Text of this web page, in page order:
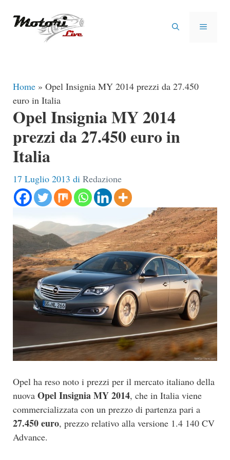
MENU
Home » Opel Insignia MY 2014 prezzi da 27.450
euro in Italia
Opel Insignia MY 2014
prezzi da 27.450 euro in
Italia
17 Luglio 2013 di Redazione
Opel ha reso noto i prezzi per il mercato italiano della
nuova Opel Insignia MY 2014, che in Italia viene
commercializzata con un prezzo di partenza pari a
27.450 euro, prezzo relativo alla versione 1.4 140 CV
Advance.